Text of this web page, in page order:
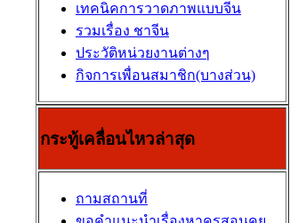
เทคนิคการวาดภาพแบบจีน
รวมเรื่อง ชาจีน
ประวัติหน่วยงานต่างๆ
กิจการเพื่อนสมาชิก(บางส่วน)
กระทู้เคลื่อนไหวล่าสุด
ถามสถานที่